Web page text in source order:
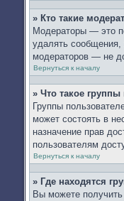
» Кто такие
Модераторы — это
удалять сообщения,
модераторов — не
Вернуться к началу
» Что такое группы
Группы
может состоять в
назначение прав
пользователям
Вернуться к началу
» Где находятся
Вы можете